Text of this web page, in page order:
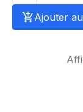
Ajouter